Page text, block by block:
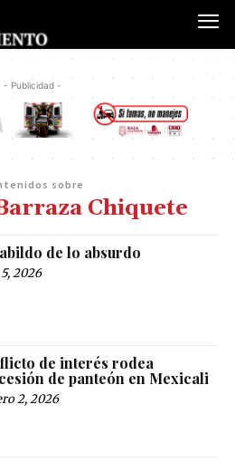
- Publicidad -
sobre
Chiquete
de lo absurdo
2026
de interés rodea
de panteón en Mexicali
2, 2026